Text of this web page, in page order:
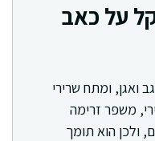
על כאב
ואגן, ומתח שרירי
משפר זרימה
ולכן הוא תומך